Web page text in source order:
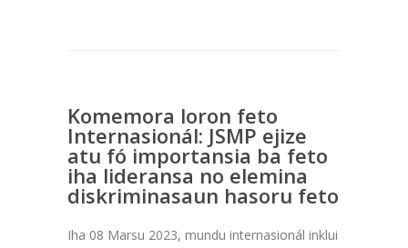
Komemora loron feto
Internasionál: JSMP ejize
atu fó importansia ba feto
iha lideransa no elemina
diskriminasaun hasoru feto
Iha 08 Marsu 2023, mundu internasionál inklui